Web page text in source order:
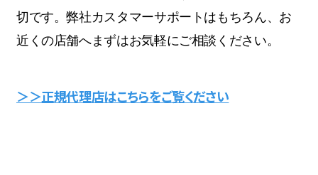
切です。弊社カスタマーサポートはもちろん、お
近くの店舗へまずはお気軽にご相談ください。
＞＞正規代理店はこちらをご覧ください